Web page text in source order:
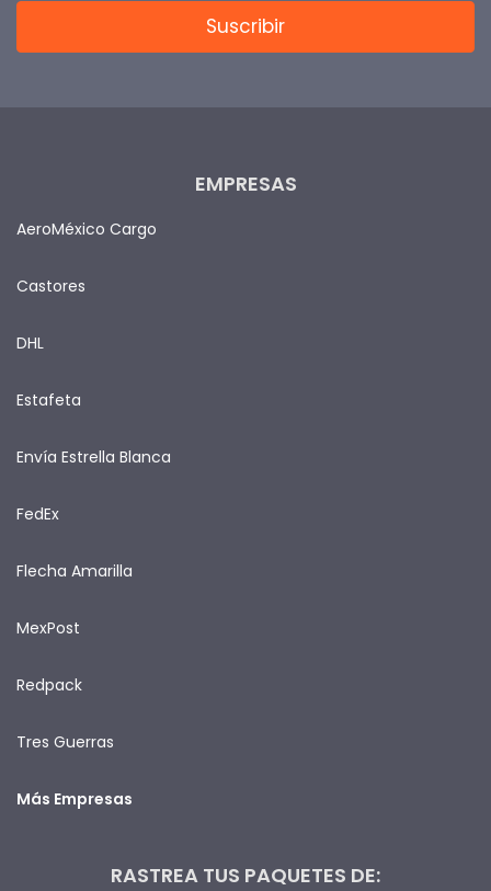
EMPRESAS
AeroMéxico Cargo
Castores
DHL
Estafeta
Envía Estrella Blanca
FedEx
Flecha Amarilla
MexPost
Redpack
Tres Guerras
Más Empresas
RASTREA TUS PAQUETES DE: